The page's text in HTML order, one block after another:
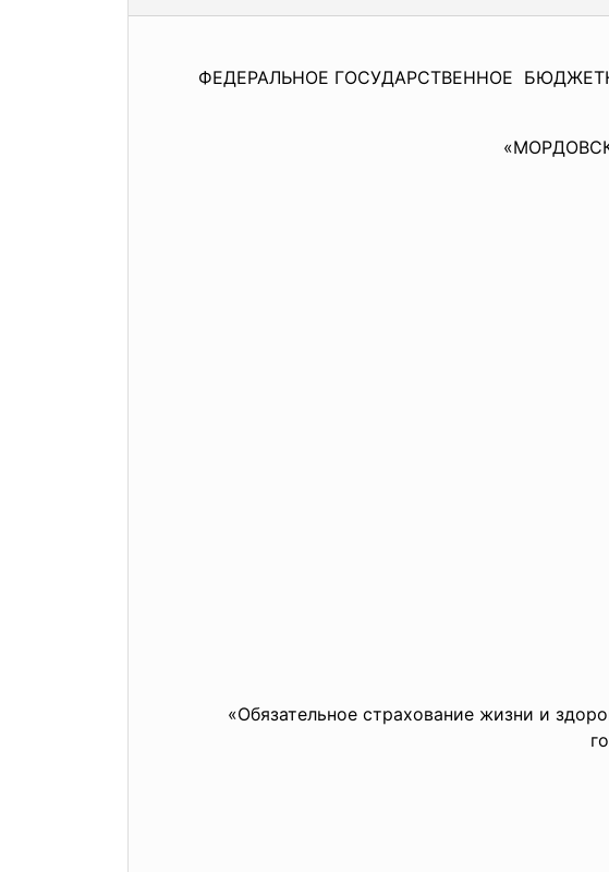
ФЕДЕРАЛЬНОЕ ГОСУДАРСТВЕННОЕ
«Обязательное страхование жизни и